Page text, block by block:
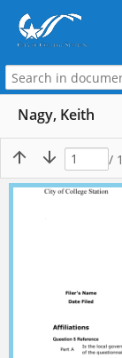
Nagy, Keith
/ 1